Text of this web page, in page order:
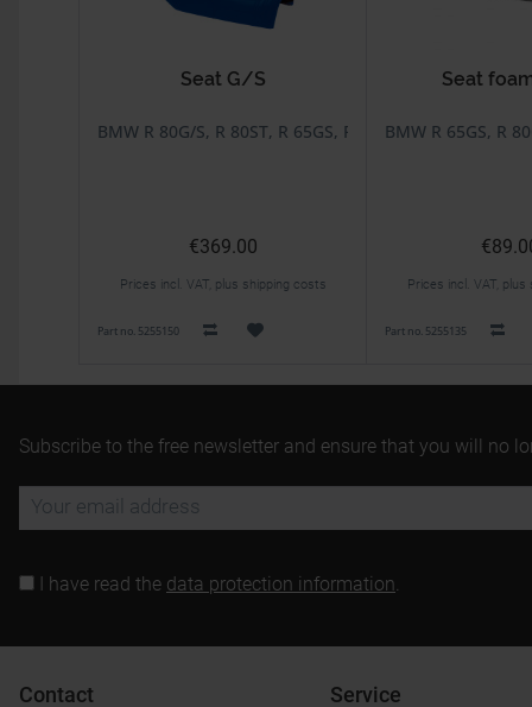
Seat G/S
BMW R 80G/S, R 80ST, R 65GS, R 80GS Basic
€369.00
Prices incl. VAT, plus shipping costs
Part no. 5255150
Seat
BMW R 65GS, R
Prices incl. VAT,
Part no. 5255135
Subscribe to the free newsletter and ensure that you will no
I have read the data protection information.
Contact Service